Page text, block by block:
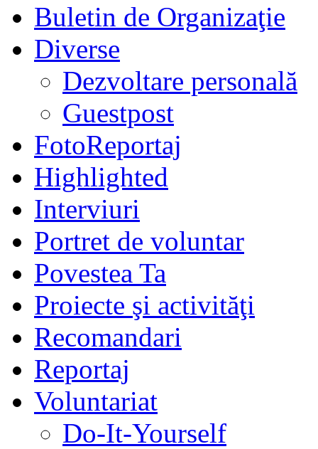
Buletin de Organizaţie
Diverse
Dezvoltare personală
Guestpost
FotoReportaj
Highlighted
Interviuri
Portret de voluntar
Povestea Ta
Proiecte şi activităţi
Recomandari
Reportaj
Voluntariat
Do-It-Yourself